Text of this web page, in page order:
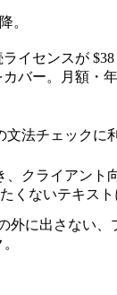
。
イセンスが
カバー。月額・
文法チェックに
、クライアント
くないテキスト
外に出さない